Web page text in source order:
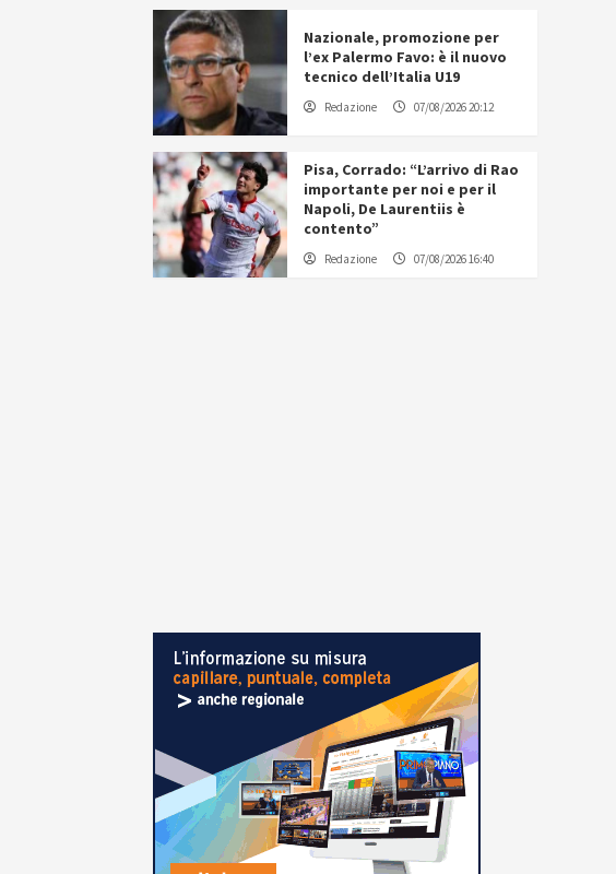
Nazionale, promozione per
l’ex Palermo Favo: è il nuovo
tecnico dell’Italia U19
Redazione 07/08/2026 20:12
Pisa, Corrado: “L’arrivo di Rao
importante per noi e per il
Napoli, De Laurentiis è
contento”
Redazione 07/08/2026 16:40